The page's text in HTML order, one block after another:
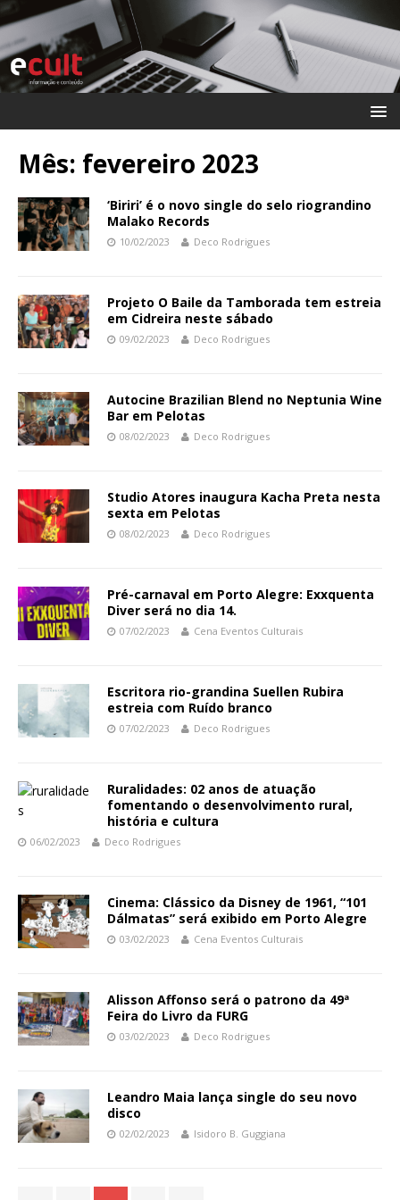
Mês: fevereiro 2023
‘Biriri’ é o novo single do selo riograndino
Malako Records
10/02/2023 Deco Rodrigues
Projeto O Baile da Tamborada tem estreia
em Cidreira neste sábado
09/02/2023 Deco Rodrigues
Autocine Brazilian Blend no Neptunia Wine
Bar em Pelotas
08/02/2023 Deco Rodrigues
Studio Atores inaugura Kacha Preta nesta
sexta em Pelotas
08/02/2023 Deco Rodrigues
Pré-carnaval em Porto Alegre: Exxquenta
Diver será no dia 14.
07/02/2023 Cena Eventos Culturais
Escritora rio-grandina Suellen Rubira
estreia com Ruído branco
07/02/2023 Deco Rodrigues
Ruralidades: 02 anos de atuação
fomentando o desenvolvimento rural,
história e cultura
06/02/2023 Deco Rodrigues
Cinema: Clássico da Disney de 1961, “101
Dálmatas” será exibido em Porto Alegre
03/02/2023 Cena Eventos Culturais
Alisson Affonso será o patrono da 49ª
Feira do Livro da FURG
03/02/2023 Deco Rodrigues
Leandro Maia lança single do seu novo
disco
02/02/2023 Isidoro B. Guggiana